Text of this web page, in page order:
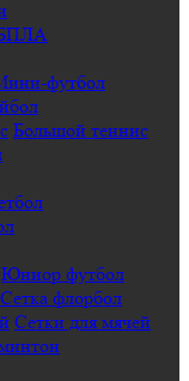
БПЛА
футбол
Большой теннис
Юниор футбол
Сетка флорбол
Сетки для мячей